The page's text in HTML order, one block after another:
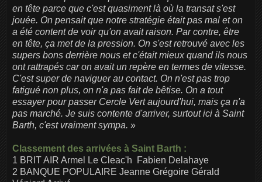
en tête parce que c'est quasiment là où la transat s'est
jouée. On pensait que notre stratégie était pas mal et on
a été content de voir qu'on avait raison. Par contre, être
en tête, ça met de la pression. On s'est retrouvé avec les
supers bons derrière nous et c'était mieux quand ils nous
ont rattrapés car on avait un repère en termes de vitesse.
C'est super de naviguer au contact. On n'est pas trop
fatigué non plus, on n'a pas fait de bêtise. On a tout
essayer pour passer Cercle Vert aujourd'hui, mais ça n'a
pas marché. Je suis contente d'arriver, surtout ici à Saint
Barth, c'est vraiment sympa. »
Classement des arrivées à Saint Barth :
1 BRIT AIR Armel Le Cleac'h Fabien Delahaye
2 BANQUE POPULAIRE Jeanne Grégoire Gérald